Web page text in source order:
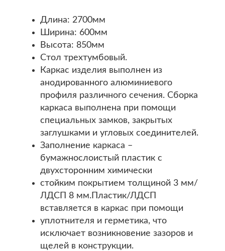
Длина: 2700мм
Ширина: 600мм
Высота: 850мм
Стол трехтумбовый.
Каркас изделия выполнен из
анодированного алюминиевого
профиля различного сечения. Сборка
каркаса выполнена при помощи
специальных замков, закрытых
заглушками и угловых соединителей.
Заполнение каркаса –
бумажнослоистый пластик с
двухсторонним химически
стойким покрытием толщиной 3 мм/
ЛДСП 8 мм.Пластик/ЛДСП
вставляется в каркас при помощи
уплотнителя и герметика, что
исключает возникновение зазоров и
щелей в конструкции.